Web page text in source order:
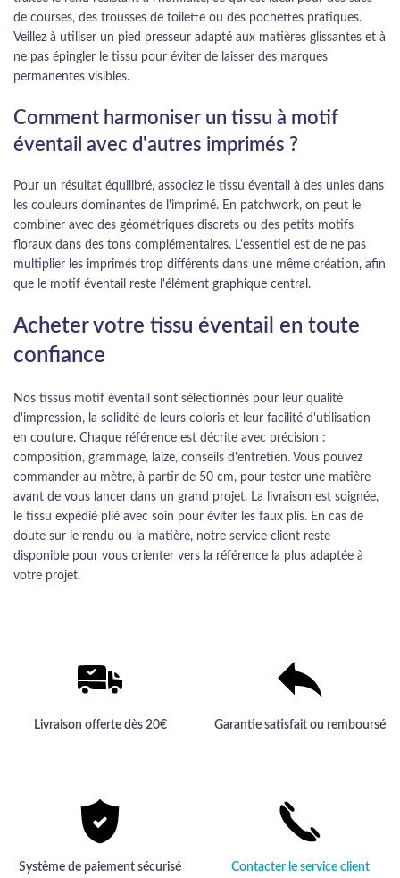
de courses, des trousses de toilette ou des pochettes pratiques.
Veillez à utiliser un pied presseur adapté aux matières glissantes et à
ne pas épingler le tissu pour éviter de laisser des marques
permanentes visibles.
Comment harmoniser un tissu à motif
éventail avec d'autres imprimés ?
Pour un résultat équilibré, associez le tissu éventail à des unies dans
les couleurs dominantes de l'imprimé. En patchwork, on peut le
combiner avec des géométriques discrets ou des petits motifs
floraux dans des tons complémentaires. L'essentiel est de ne pas
multiplier les imprimés trop différents dans une même création, afin
que le motif éventail reste l'élément graphique central.
Acheter votre tissu éventail en toute
confiance
Nos tissus motif éventail sont sélectionnés pour leur qualité
d'impression, la solidité de leurs coloris et leur facilité d'utilisation
en couture. Chaque référence est décrite avec précision :
composition, grammage, laize, conseils d'entretien. Vous pouvez
commander au mètre, à partir de 50 cm, pour tester une matière
avant de vous lancer dans un grand projet. La livraison est soignée,
le tissu expédié plié avec soin pour éviter les faux plis. En cas de
doute sur le rendu ou la matière, notre service client reste
disponible pour vous orienter vers la référence la plus adaptée à
votre projet.
Livraison offerte dès 20€ Garantie satisfait ou remboursé
Système de paiement sécurisé Contacter le service client